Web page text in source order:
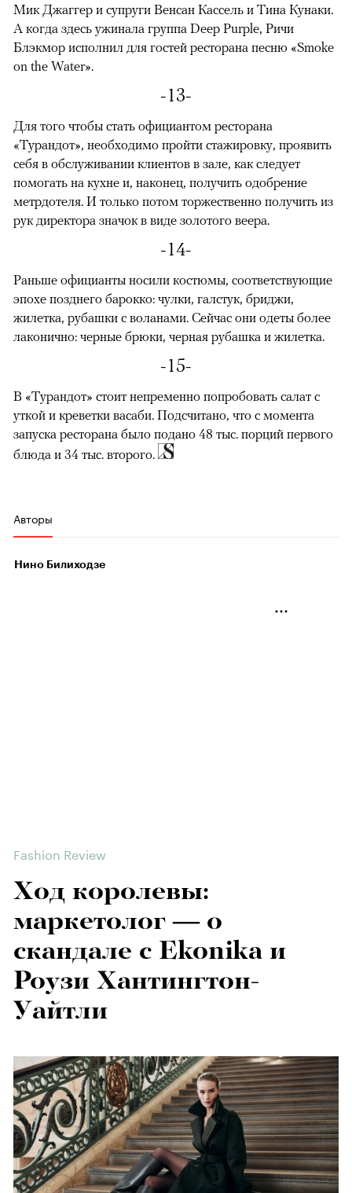
Мик Джаггер и супруги Венсан Кассель и Тина Кунаки.
А когда здесь ужинала группа Deep Purple, Ричи
Блэкмор исполнил для гостей ресторана песню «Smoke
on the Water».
-13-
Для того чтобы стать официантом ресторана
«Турандот», необходимо пройти стажировку, проявить
себя в обслуживании клиентов в зале, как следует
помогать на кухне и, наконец, получить одобрение
метрдотеля. И только потом торжественно получить из
рук директора значок в виде золотого веера.
-14-
Раньше официанты носили костюмы, соответствующие
эпохе позднего барокко: чулки, галстук, бриджи,
жилетка, рубашки с воланами. Сейчас они одеты более
лаконично: черные брюки, черная рубашка и жилетка.
-15-
В «Турандот» стоит непременно попробовать салат с
уткой и креветки васаби. Подсчитано, что с момента
запуска ресторана было подано 48 тыс. порций первого
блюда и 34 тыс. второго.
Авторы
Нино Билиходзе
Fashion Review
Ход королевы:
маркетолог — о
скандале с Ekonika и
Роузи Хантингтон-
Уайтли